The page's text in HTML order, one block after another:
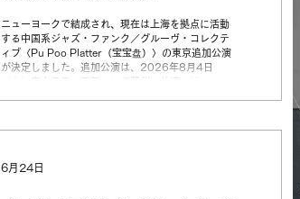
ニューヨークで結成され、現在は上海を拠点に活動
する中国系ジャズ・ファンク／グルーヴ・コレクテ
ィブ〈Pu Poo Platter（宝宝盘）〉の東京追加公演
が決定しました。追加公演は、2026年8月4日
（火）青山月見ル君想フにて開催。共演には、
と編み込む注目のコレクティブ。今回の来日は、Pu
6月24日